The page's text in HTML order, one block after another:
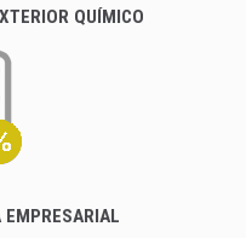
QUÍMICO
EMPRESARIAL